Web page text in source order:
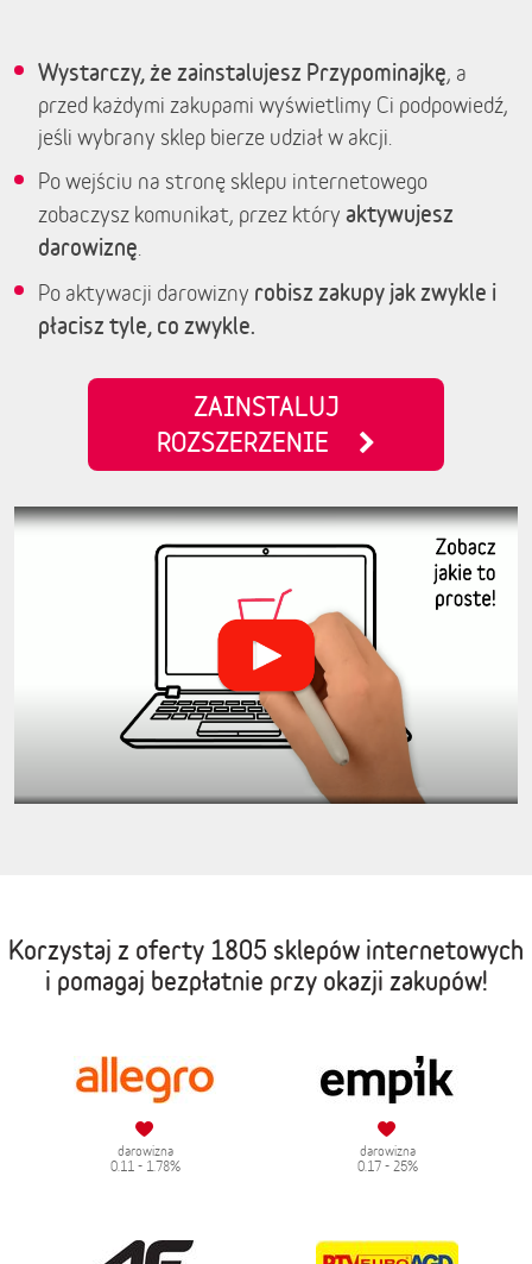
Wystarczy, że zainstalujesz Przypominajkę, a
przed każdymi zakupami wyświetlimy Ci podpowiedź,
jeśli wybrany sklep bierze udział w akcji.
Po wejściu na stronę sklepu internetowego
zobaczysz komunikat, przez który aktywujesz
darowiznę
Po aktywacji darowizny robisz zakupy jak zwykle i
płacisz tyle, co zwykle.
ZAINSTALUJ
ROZSZERZENIE
Korzystaj z oferty 1805 sklepów internetowych
i pomagaj bezpłatnie przy okazji zakupów!
darowizna
0.11 - 1.78%
darowizna
0.17 - 25%